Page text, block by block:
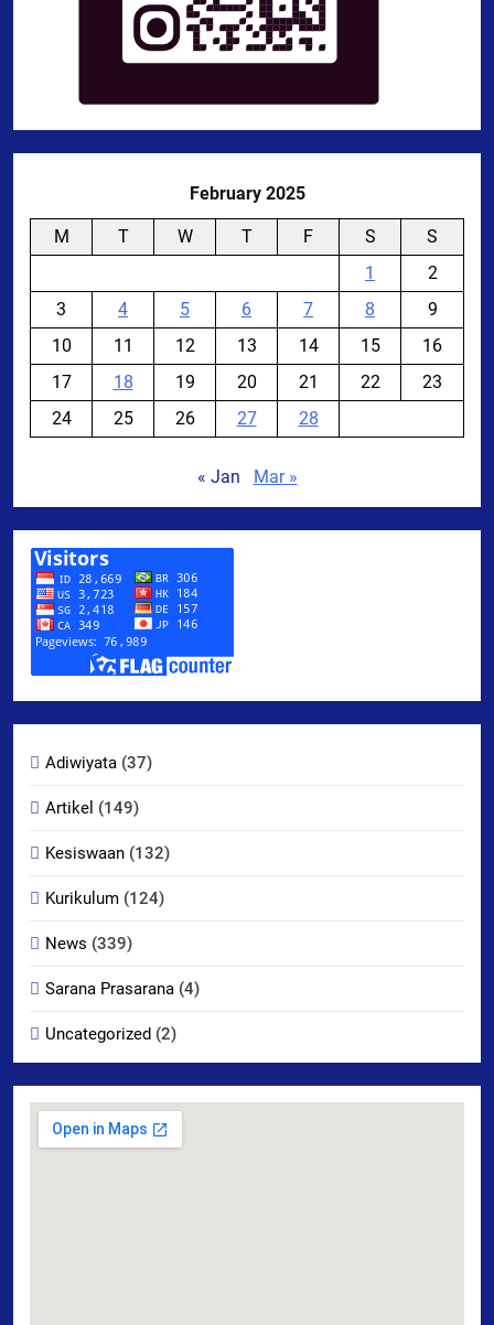
February 2025
M T W T F S
S
1
2
3
4 5 6 7 8
9
10
11 12 13 14 15
16
17
18 19 20 21 22
23
24
25 26 27 28
« Jan Mar »
Adiwiyata (37)
Artikel (149)
Kesiswaan (132)
Kurikulum (124)
News (339)
Sarana Prasarana (4)
Uncategorized (2)